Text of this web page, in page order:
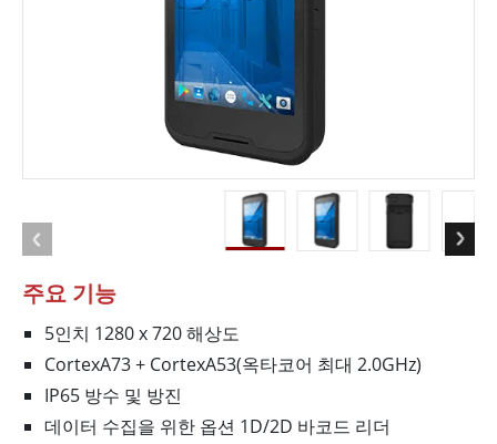
주요 기능
5인치 1280 x 720 해상도
CortexA73 + CortexA53(옥타코어 최대 2.0GHz)
IP65 방수 및 방진
데이터 수집을 위한 옵션 1D/2D 바코드 리더